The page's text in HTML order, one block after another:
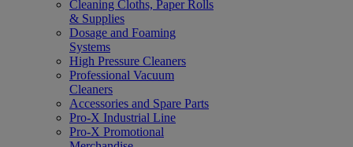
Cleaning Cloths, Paper Rolls
& Supplies
Dosage and Foaming
Systems
High Pressure Cleaners
Professional Vacuum
Cleaners
Accessories and Spare Parts
Pro-X Industrial Line
Pro-X Promotional